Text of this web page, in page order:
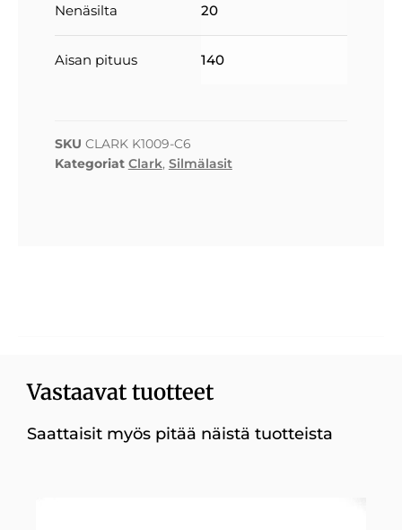
Nenäsilta 20
Aisan pituus 140
SKU CLARK K1009-C6
Kategoriat Clark, Silmälasit
Vastaavat tuotteet
Saattaisit myös pitää näistä tuotteista